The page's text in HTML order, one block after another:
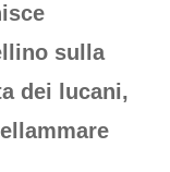
sulla
dei lucani,